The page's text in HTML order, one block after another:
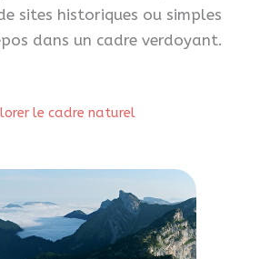
sites historiques ou simples
dans un cadre verdoyant.
le cadre naturel